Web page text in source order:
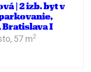
| 2 izb. byt v
Bratislava I
57 m2